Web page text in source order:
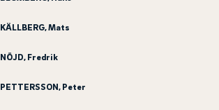
KÄLLBERG, Mats
NÖJD, Fredrik
PETTERSSON, Peter